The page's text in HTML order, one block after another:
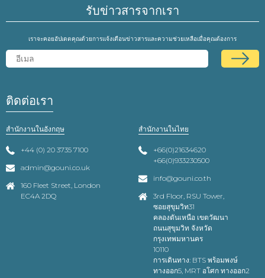
รับข่าวสารจากเรา
เราจะคอยอัปเดตคุณด้วยการแจ้งเตือนข่าวสารและความช่วยเหลือเมื่อคุณต้องการ
ติดต่อเรา
สำนักงานในอังกฤษ
+44 (0) 20 3735 7100
admin@gouni.co.uk
160 Fleet Street, London
EC4A 2DQ
สำนักงานในไทย
+66(0)21634620
+66(0)933230500
info@gouni.co.th
3rd Floor, RSU Tower,
ซอยสุขุมวิท31
คลองตันเหนือ เขตวัฒนา
ถนนสุขุมวิท จังหวัด
กรุงเทพมหานคร
10110
การเดินทาง: BTS พร้อมพงษ์
ทางออก5, MRT อโศก ทางออก2